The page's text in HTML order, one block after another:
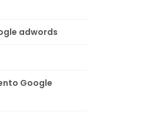
adwords
Google